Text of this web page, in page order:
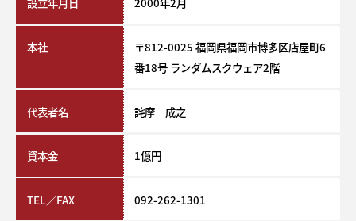
本社
〒812-0025 福岡県福岡市博多区店屋町6
番18号 ランダムスクウェア2階
代表者名 詫摩 成之
資本金 1億円
TEL／FAX 092-262-1301